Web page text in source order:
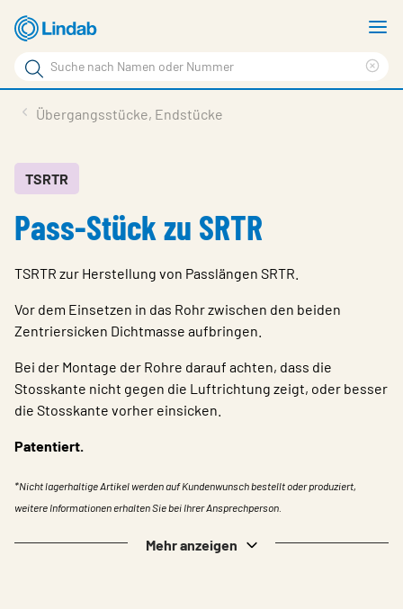
Zum
Hauptinhalt
Suchbegriff
Seite
durchsuchen
Im Fokus
Über Lindab
Einloggen
Sprache wählen
Übergangsstücke, Endstücke
TSRTR
Pass-Stück zu SRTR
TSRTR zur Herstellung von Passlängen SRTR.
Vor dem Einsetzen in das Rohr zwischen den beiden
Zentriersicken Dichtmasse aufbringen.
Bei der Montage der Rohre darauf achten, dass die
Stosskante nicht gegen die Luftrichtung zeigt, oder besser
die Stosskante vorher einsicken.
Patentiert.
*Nicht lagerhaltige Artikel werden auf Kundenwunsch bestellt oder produziert,
weitere Informationen erhalten Sie bei Ihrer Ansprechperson.
Mehr anzeigen